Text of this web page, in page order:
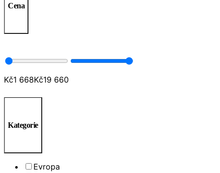
Cena
Kč1 668Kč19 660
Kategorie
Evropa